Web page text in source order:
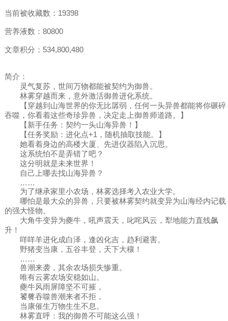
当前被收藏数：19398
营养液数：80800
文章积分：534,800,480
简介：
灵气复苏，世间万物都能被契约为御兽。
林雾穿越而来，意外激活御兽进化系统。
【穿越到山海世界的你无比孱弱，任何一头异兽都能将你碾碎
吞噬，你看着这些奇珍异兽，决定走上御兽师道路。】
【新手任务：契约一头山海异兽！】
【任务奖励：进化点+1，随机抽取技能。】
她看着身边的高楼大厦、先进仪器陷入沉思。
这系统怕不是弄错了吧？
这分明就是未来世界！
自己上哪去找山海异兽？
……
为了继承家里小农场，林雾选择考入农业大学。
哪怕是最大众的异兽，只要被林雾契约就变异为山海经内记载
的强大怪物。
大角牛变异为夔牛，吼声震天，叱咤风云，犁地能力直线飙
升！
咩咩羊进化成白泽，逢凶化吉，趋利避害。
野猪变当康，五谷丰登，天下大穰！
……
兽潮来袭，其余农场损失惨重。
唯有云雾农场安稳如山。
夔牛风雨屏障坚不可摧，
饕餮吞噬兽潮来者不拒，
当康催生万物生生不息。
林雾直呼：我的御兽不可能这么强！